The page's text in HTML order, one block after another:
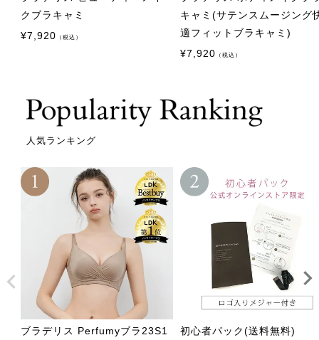
クブラキャミ
¥7,920 （税込）
キャミ(サテンスムージング
適フィットブラキャミ)
¥7,920 （税込）
人気ランキング
ブラデリス Perfumyブラ23S1
初心者パック(送料無料)